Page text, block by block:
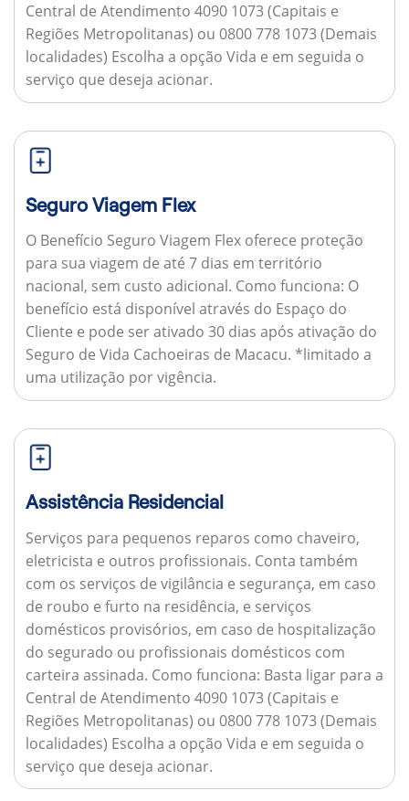
Central de Atendimento 4090 1073 (Capitais e
Regiões Metropolitanas) ou 0800 778 1073 (Demais
localidades) Escolha a opção Vida e em seguida o
serviço que deseja acionar.
Seguro Viagem Flex
O Benefício Seguro Viagem Flex oferece proteção
para sua viagem de até 7 dias em território
nacional, sem custo adicional. Como funciona: O
benefício está disponível através do Espaço do
Cliente e pode ser ativado 30 dias após ativação do
Seguro de Vida Cachoeiras de Macacu. *limitado a
uma utilização por vigência.
Assistência Residencial
Serviços para pequenos reparos como chaveiro,
eletricista e outros profissionais. Conta também
com os serviços de vigilância e segurança, em caso
de roubo e furto na residência, e serviços
domésticos provisórios, em caso de hospitalização
do segurado ou profissionais domésticos com
carteira assinada. Como funciona: Basta ligar para a
Central de Atendimento 4090 1073 (Capitais e
Regiões Metropolitanas) ou 0800 778 1073 (Demais
localidades) Escolha a opção Vida e em seguida o
serviço que deseja acionar.